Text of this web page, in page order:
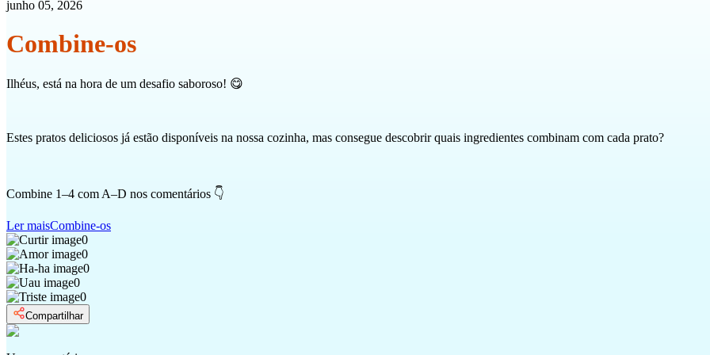
junho 05, 2026
Combine-os
Ilhéus, está na hora de um desafio saboroso! 😋
Estes pratos deliciosos já estão disponíveis na nossa cozinha, mas consegue descobrir quais ingredientes combinam com cada prato?
Combine 1–4 com A–D nos comentários 👇
Ler maisCombine-os
0
0
0
0
0
Compartilhar